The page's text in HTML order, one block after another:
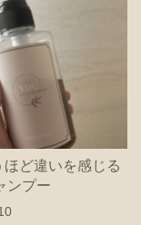
ほど違いを感じる
ンプー